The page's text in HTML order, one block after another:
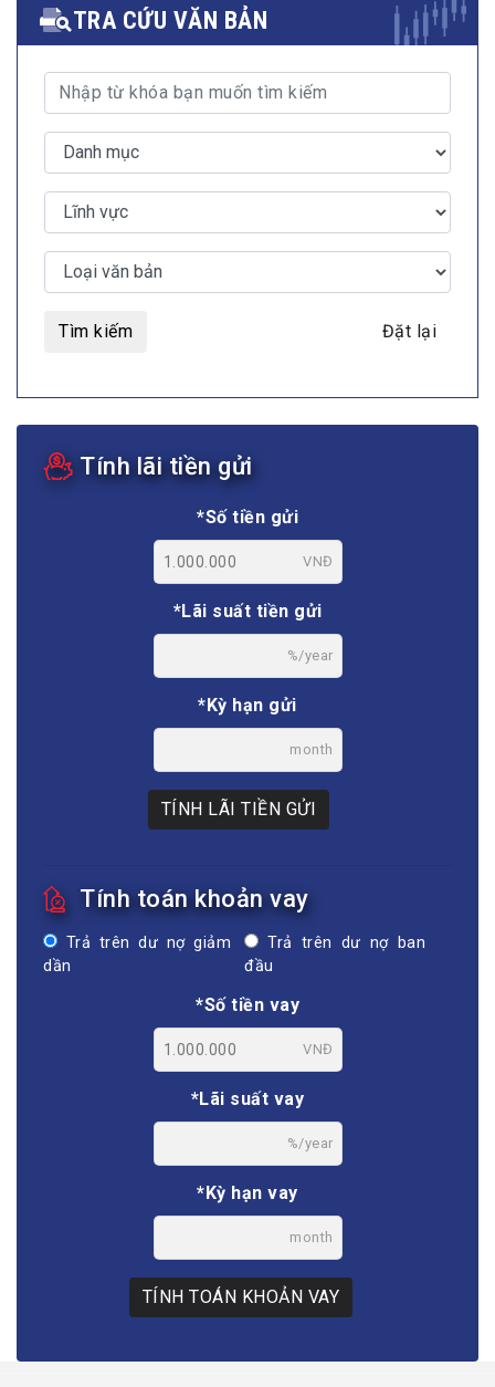
TRA CỨU VĂN BẢN
Tìm kiếm Đặt lại
Tính lãi tiền gửi
*Số tiền gửi
VNĐ
*Lãi suất tiền gửi
%/year
*Kỳ hạn gửi
month
TÍNH LÃI TIỀN GỬI
Tính toán khoản vay
Trả trên dư nợ giảm
dần
Trả trên dư nợ ban
đầu
*Số tiền vay
VNĐ
*Lãi suất vay
%/year
*Kỳ hạn vay
month
TÍNH TOÁN KHOẢN VAY